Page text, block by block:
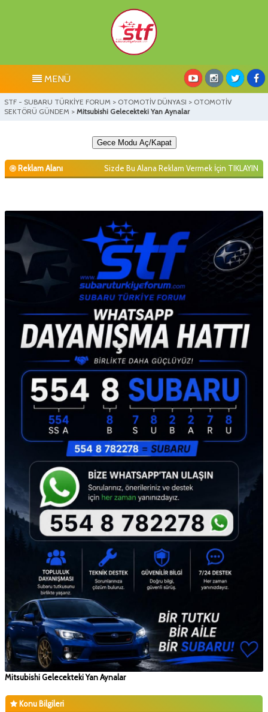
MENÜ
STF - SUBARU TÜRKİYE FORUM > OTOMOTİV DÜNYASI > OTOMOTİV
SEKTÖRÜ GÜNDEM > Mitsubishi Gelecekteki Yan Aynalar
Gece Modu Aç/Kapat
Reklam Alanı Sizde Bu Alana Reklam Vermek İçin TIKLAYIN
Mitsubishi Gelecekteki Yan Aynalar
Konu Bilgileri